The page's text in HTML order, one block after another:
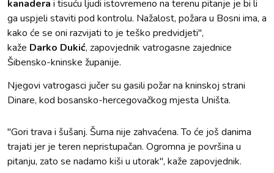
kanadera i tisuću ljudi istovremeno na terenu pitanje je bi li
ga uspjeli staviti pod kontrolu. Nažalost, požara u Bosni ima, a
kako će se oni razvijati to je teško predvidjeti",
kaže Darko Dukić, zapovjednik vatrogasne zajednice
Šibensko-kninske županije.
Njegovi vatrogasci jučer su gasili požar na kninskoj strani
Dinare, kod bosansko-hercegovačkog mjesta Uništa.
"Gori trava i šušanj. Šuma nije zahvaćena. To će još danima
trajati jer je teren nepristupačan. Ogromna je površina u
pitanju, zato se nadamo kiši u utorak", kaže zapovjednik.